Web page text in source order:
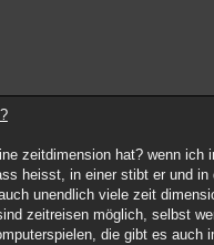
zeitdimension hat? wenn
heisst, in einer stibt er und
unendlich viele zeit
zeitreisen möglich, selbst
die gibt es